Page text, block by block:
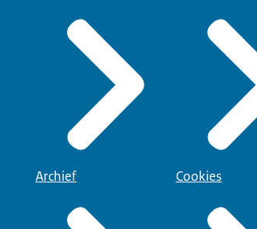
Archief Cookies